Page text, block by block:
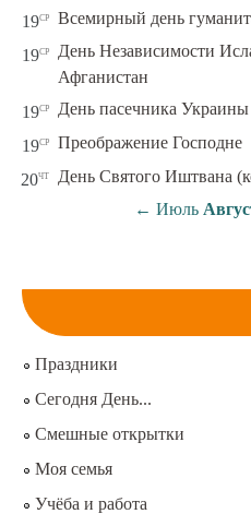
19ср Всемирный день
19ср
День Независимости
Афганистан
19ср День пасечника Украины
19ср Преображение Господне
20чт
День Святого Иштвана
← Июль
Праздники
Сегодня День...
Смешные открытки
Моя семья
Учёба и работа